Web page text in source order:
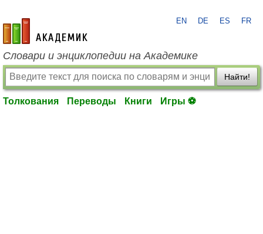
academic.ru
EN DE ES FR
Словари и энциклопедии на Академике
Найти!
Толкования Переводы Книги Игры ⚽